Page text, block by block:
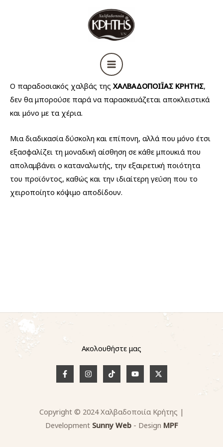
Ο παραδοσιακός χαλβάς της ΧΑΛΒΑΔΟΠΟΙΪΑΣ ΚΡΗΤΗΣ,
δεν θα μπορούσε παρά να παρασκευάζεται αποκλειστικά
και μόνο με τα χέρια.
Μια διαδικασία δύσκολη και επίπονη, αλλά που μόνο έτσι
εξασφαλίζει τη μοναδική αίσθηση σε κάθε μπουκιά που
απολαμβάνει ο καταναλωτής, την εξαιρετική ποιότητα
του προϊόντος, καθώς και την ιδιαίτερη γεύση που το
χειροποίητο κόψιμο αποδίδουν.
Ακολουθήστε μας
Copyright © 2024 Χαλβαδοποιία Κρήτης |
Development Sunny Web - Design MPF